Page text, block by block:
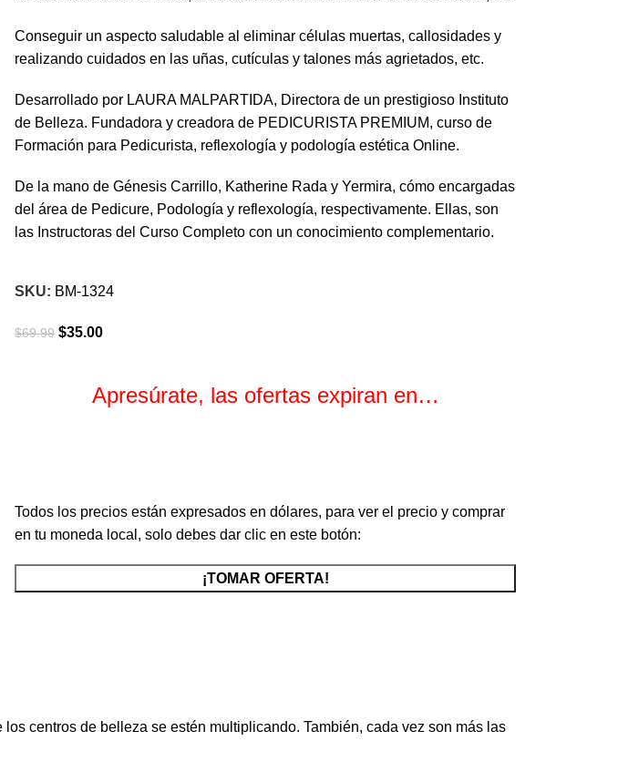
Conseguir un aspecto saludable al eliminar células muertas, callosidades y
realizando cuidados en las uñas, cutículas y talones más agrietados, etc.
Desarrollado por LAURA MALPARTIDA, Directora de un prestigioso Instituto
de Belleza. Fundadora y creadora de PEDICURISTA PREMIUM, curso de
Formación para Pedicurista, reflexología y podología estética Online.
De la mano de Génesis Carrillo, Katherine Rada y Yermira, cómo encargadas
del área de Pedicure, Podología y reflexología, respectivamente. Ellas, son
las Instructoras del Curso Completo con un conocimiento complementario.
SKU: BM-1324
$69.99 $35.00
Apresúrate, las ofertas expiran en…
Todos los precios están expresados en dólares, para ver el precio y comprar
en tu moneda local, solo debes dar clic en este botón:
¡TOMAR OFERTA!
centros de belleza se estén multiplicando. También, cada vez son más las